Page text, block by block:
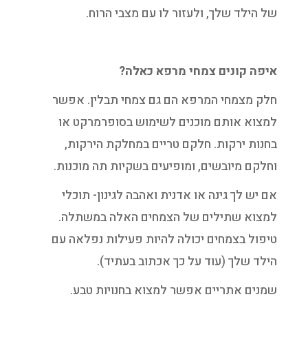
של הילד שלך, ולעזור לו עם מצבי הרוח.
איפה קונים צמחי מרפא כאלה?
חלק מצמחי המרפא הם גם צמחי תבלין. אפשר
למצוא אותם מוכנים לשימוש בסופרמרקט או
בחנות ירקות. חלקם טריים במחלקת הירקות,
וחלקם מיובשים, ומופיעים בשקיות תה מוכנות.
אם יש לך גינה או אדנית ואהבה לגינון- תוכלי
למצוא שתילים של הצמחים האלה במשתלה.
טיפול בצמחים יכולה להיות פעילות נפלאה עם
הילד שלך (עוד על כך אכתוב בעתיד).
שמנים אתריים אפשר למצוא בחנויות טבע.